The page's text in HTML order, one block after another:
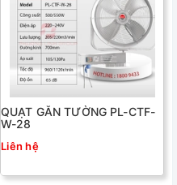
QUẠT GẮN TƯỜNG PL-CTF-
W-28
Liên hệ